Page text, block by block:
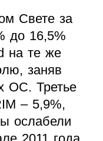
Свете за
до 16,5%
на те же
заняв
ОС. Третье
– 5,9%,
ослабели